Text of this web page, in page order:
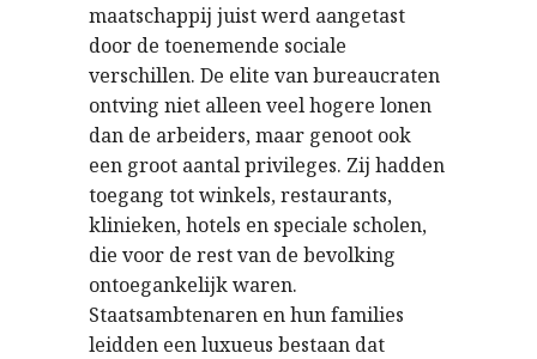
maatschappij juist werd aangetast
door de toenemende sociale
verschillen. De elite van bureaucraten
ontving niet alleen veel hogere lonen
dan de arbeiders, maar genoot ook
een groot aantal privileges. Zij hadden
toegang tot winkels, restaurants,
klinieken, hotels en speciale scholen,
die voor de rest van de bevolking
ontoegankelijk waren.
Staatsambtenaren en hun families
leidden een luxueus bestaan dat